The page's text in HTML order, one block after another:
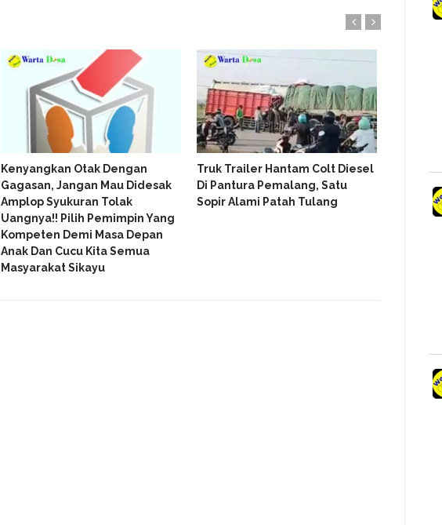
Kenyangkan Otak Dengan
Gagasan, Jangan Mau Didesak
Amplop Syukuran Tolak
Uangnya!! Pilih Pemimpin Yang
Kompeten Demi Masa Depan
Anak Dan Cucu Kita Semua
Masyarakat Sikayu
Truk Trailer Hantam Colt Diesel
Di Pantura Pemalang, Satu
Sopir Alami Patah Tulang